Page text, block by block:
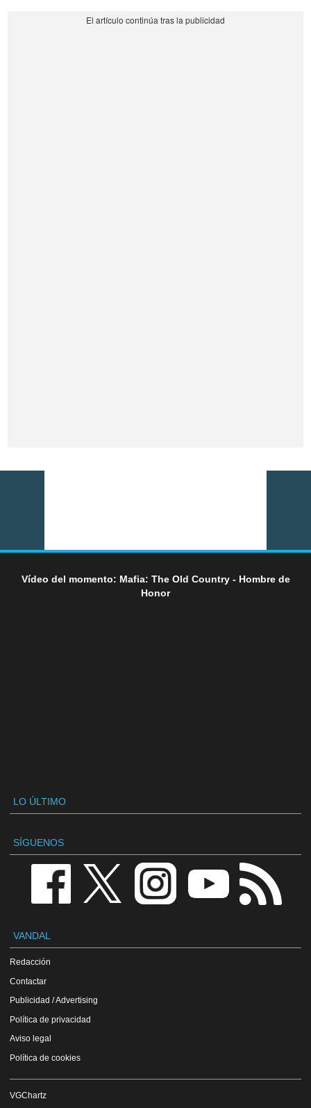
Vídeo del momento: Mafia: The Old Country - Hombre de
Honor
LO ÚLTIMO
SÍGUENOS
VANDAL
Redacción
Contactar
Publicidad / Advertising
Política de privacidad
Aviso legal
Política de cookies
VGChartz